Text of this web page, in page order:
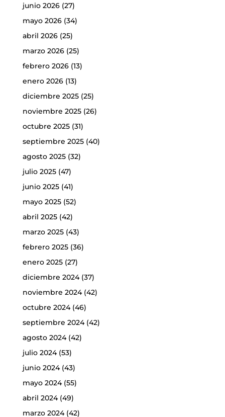
junio 2026(27)
mayo 2026(34)
abril 2026(25)
marzo 2026(25)
febrero 2026(13)
enero 2026(13)
diciembre 2025(25)
noviembre 2025(26)
octubre 2025(31)
septiembre 2025(40)
agosto 2025(32)
julio 2025(47)
junio 2025(41)
mayo 2025(52)
abril 2025(42)
marzo 2025(43)
febrero 2025(36)
enero 2025(27)
diciembre 2024(37)
noviembre 2024(42)
octubre 2024(46)
septiembre 2024(42)
agosto 2024(42)
julio 2024(53)
junio 2024(43)
mayo 2024(55)
abril 2024(49)
marzo 2024(42)